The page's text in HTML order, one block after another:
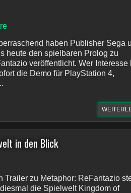
haben Publisher Sega
heute den spielbaren Prolog zu
veröffentlicht. Wer Interesse
die Demo für PlayStation 4,
in den Blick
Trailer zu Metaphor: ReFantazio
die Spielwelt Kingdom of